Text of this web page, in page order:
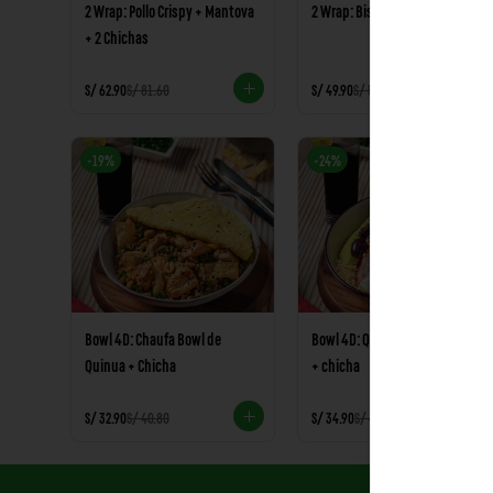
2 Wrap: Pollo Crispy + Mantova
+ 2 Chichas
S/ 62.90S/ 81.60
2 Wrap: Bistec y Pollo Crispy
S/ 49.90S/ 59.80
-19%
Bowl 4D: Chaufa Bowl de
Quinua + Chicha
S/ 32.90S/ 40.80
-24%
Bowl 4D: Quinua bowl de pollo
+ chicha
S/ 34.90S/ 45.80